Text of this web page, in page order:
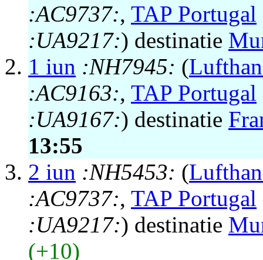
:AC9737:, TAP Portugal
:UA9217:) destinatie
1 iun :NH7945: (
:AC9163:, TAP Portugal
:UA9167:) destinatie
13:55
2 iun :NH5453: (
:AC9737:, TAP Portugal
:UA9217:) destinatie
(+10)